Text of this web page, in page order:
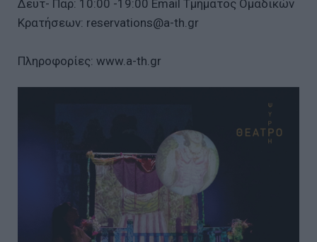
Δευτ- Παρ: 10:00 -19:00 Εmail Τμήματος Ομαδικών
Κρατήσεων: reservations@a-th.gr
Πληροφορίες: www.a-th.gr